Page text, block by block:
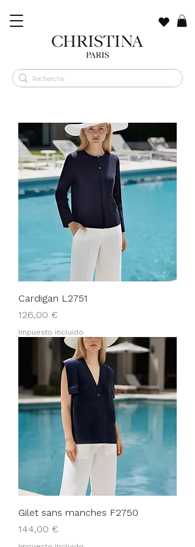
Cardigan L2751
Precio
126,00 €
Impuesto incluido
Gilet sans manches F2750
Precio
144,00 €